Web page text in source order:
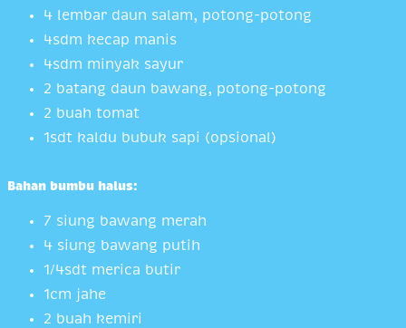
4 lembar daun salam, potong-potong
4sdm kecap manis
4sdm minyak sayur
2 batang daun bawang, potong-potong
2 buah tomat
1sdt kaldu bubuk sapi (opsional)
Bahan bumbu halus:
7 siung bawang merah
4 siung bawang putih
1/4sdt merica butir
1cm jahe
2 buah kemiri